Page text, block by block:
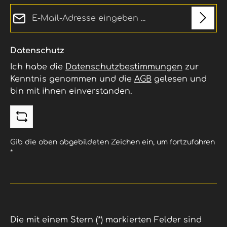
Datenschutz
Ich habe die Datenschutzbestimmungen zur
Kenntnis genommen und die AGB gelesen und
bin mit ihnen einverstanden.
Gib die oben abgebildeten Zeichen ein, um fortzufahren
*
Die mit einem Stern (*) markierten Felder sind